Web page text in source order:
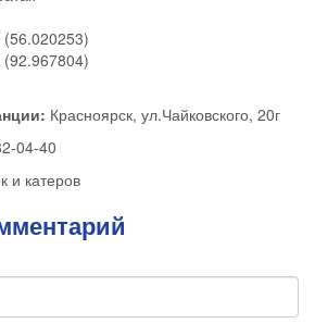
(56.020253)
(92.967804)
Красноярск, ул.Чайковского, 20г
04-40
и катеров